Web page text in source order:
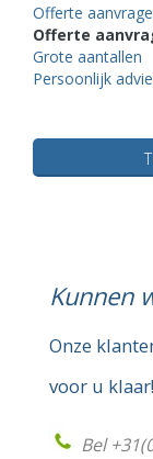
Offerte
Offerte
Grote aantallen
Persoonlijk
Kunnen
Onze
voor u klaar!
Bel